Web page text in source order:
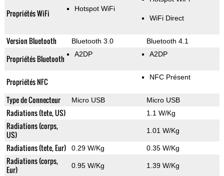
Propriétés WiFi Hotspot WiFi
WiFi Direct
Version Bluetooth Bluetooth 3.0 Bluetooth 4.1
Propriétés Bluetooth A2DP A2DP
Propriétés NFC NFC Présent
Type de Connecteur Micro USB Micro USB
Radiations (tete, US) 1.1 W/Kg
Radiations (corps,
US)
1.01 W/Kg
Radiations (tete, Eur) 0.29 W/Kg 0.35 W/Kg
Radiations (corps,
Eur)
0.95 W/Kg 1.39 W/Kg